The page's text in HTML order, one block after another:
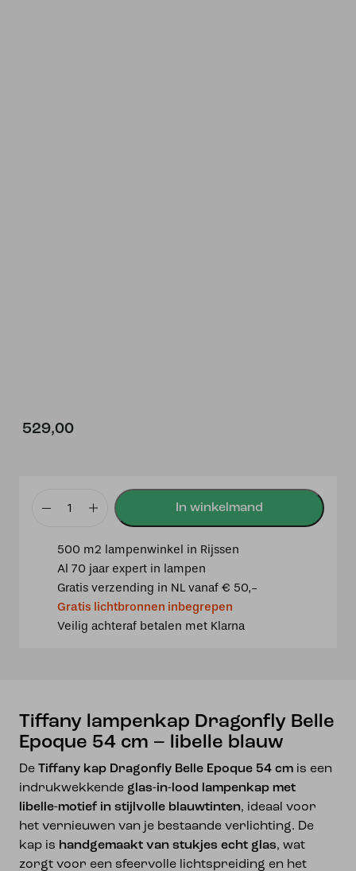
529,00
Tiffany
Dragonfly
Belle
Epoque
500 m2 lampenwinkel in Rijssen
Al 70 jaar expert in lampen
Gratis verzending in NL vanaf € 50,-
Gratis lichtbronnen inbegrepen
Veilig achteraf betalen met Klarna
Tiffany lampenkap Dragonfly Belle
Epoque 54 cm – libelle blauw
De Tiffany kap Dragonfly Belle Epoque 54 cm is een
indrukwekkende glas-in-lood lampenkap met
libelle-motief in stijlvolle blauwtinten, ideaal voor
het vernieuwen van je bestaande verlichting. De
kap is handgemaakt van stukjes echt glas, wat
zorgt voor een sfeervolle lichtspreiding en het